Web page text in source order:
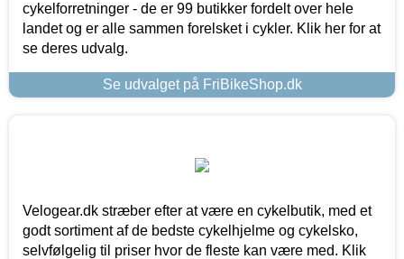
cykelforretninger - de er 99 butikker fordelt over hele
landet og er alle sammen forelsket i cykler. Klik her for at
se deres udvalg.
Se udvalget på FriBikeShop.dk
Velogear.dk stræber efter at være en cykelbutik, med et
godt sortiment af de bedste cykelhjelme og cykelsko,
selvfølgelig til priser hvor de fleste kan være med. Klik